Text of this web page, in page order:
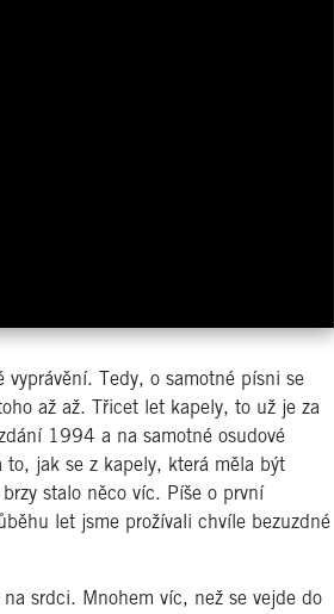
Tedy, o samotné písni se
až až. Třicet let kapely, to už je za
1994 a na samotné osudové
jak se z kapely, která měla být
stalo něco víc. Píše o první
let jsme prožívali chvíle bezuzdné
srdci. Mnohem víc, než se vejde do